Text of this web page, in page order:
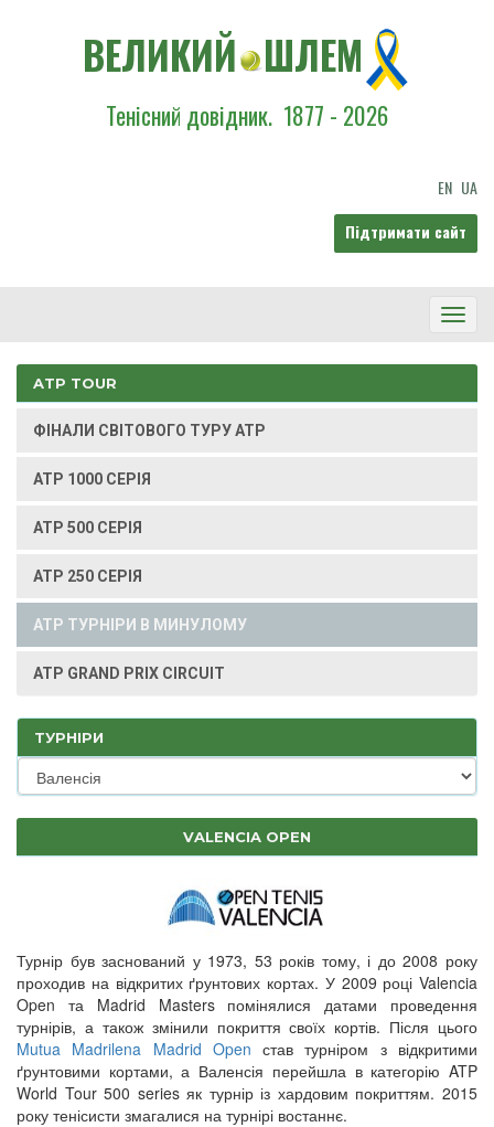
ВЕЛИКИЙ ШЛЕМ
Тенісний довідник. 1877 - 2026
EN UA
Підтримати сайт
ATP TOUR
ФІНАЛИ СВІТОВОГО ТУРУ ATP
ATP 1000 СЕРІЯ
ATP 500 СЕРІЯ
ATP 250 СЕРІЯ
ATP ТУРНІРИ В МИНУЛОМУ
ATP GRAND PRIX CIRCUIT
ТУРНІРИ
VALENCIA OPEN
Турнір був заснований у 1973, 53 років тому, і до 2008 року
проходив на відкритих ґрунтових кортах. У 2009 році Valencia
Open та Madrid Masters помінялися датами проведення
турнірів, а також змінили покриття своїх кортів. Після цього
Mutua Madrilena Madrid Open став турніром з відкритими
ґрунтовими кортами, а Валенсія перейшла в категорію ATP
World Tour 500 series як турнір із хардовим покриттям. 2015
року тенісисти змагалися на турнірі востаннє.